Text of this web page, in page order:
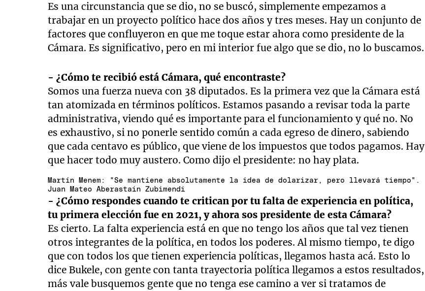
Es una circunstancia que se dio, no se buscó, simplemente empezamos a
trabajar en un proyecto político hace dos años y tres meses. Hay un conjunto de
factores que confluyeron en que me toque estar ahora como presidente de la
Cámara. Es significativo, pero en mi interior fue algo que se dio, no lo buscamos.
- ¿Cómo te recibió está Cámara, qué encontraste?
Somos una fuerza nueva con 38 diputados. Es la primera vez que la Cámara está
tan atomizada en términos políticos. Estamos pasando a revisar toda la parte
administrativa, viendo qué es importante para el funcionamiento y qué no. No
es exhaustivo, si no ponerle sentido común a cada egreso de dinero, sabiendo
que cada centavo es público, que viene de los impuestos que todos pagamos. Hay
que hacer todo muy austero. Como dijo el presidente: no hay plata.
Martín Menem: "Se mantiene absolutamente la idea de dolarizar, pero llevará tiempo".
Juan Mateo Aberastain Zubimendi
- ¿Cómo respondes cuando te critican por tu falta de experiencia en política,
tu primera elección fue en 2021, y ahora sos presidente de esta Cámara?
Es cierto. La falta experiencia está en que no tengo los años que tal vez tienen
otros integrantes de la política, en todos los poderes. Al mismo tiempo, te digo
que con todos los que tienen experiencia políticas, llegamos hasta acá. Esto lo
dice Bukele, con gente con tanta trayectoria política llegamos a estos resultados,
más vale busquemos gente que no tenga ese camino a ver si tratamos de